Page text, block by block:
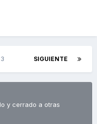
SIGUIENTE
y cerrado a otras